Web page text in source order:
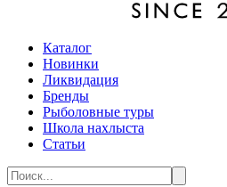
Каталог
Новинки
Ликвидация
Бренды
Рыболовные туры
Школа нахлыста
Статьи